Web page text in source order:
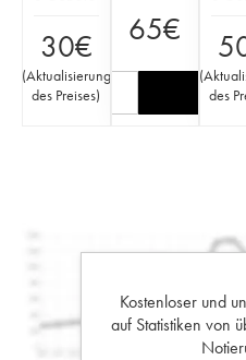
30€
(Aktualisierung
des Preises)
65€
(
des
Kostenloser und
auf Statistiken von